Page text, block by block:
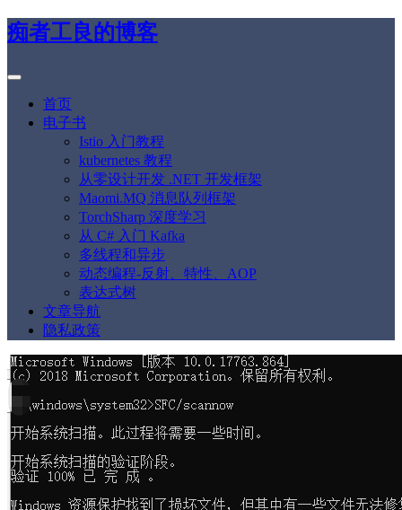
痴者工良的博客
首页
电子书
Istio 入门教程
kubernetes 教程
从零设计开发 .NET 开发框架
Maomi.MQ 消息队列框架
TorchSharp 深度学习
从 C# 入门 Kafka
多线程和异步
动态编程-反射、特性、AOP
表达式树
文章导航
隐私政策